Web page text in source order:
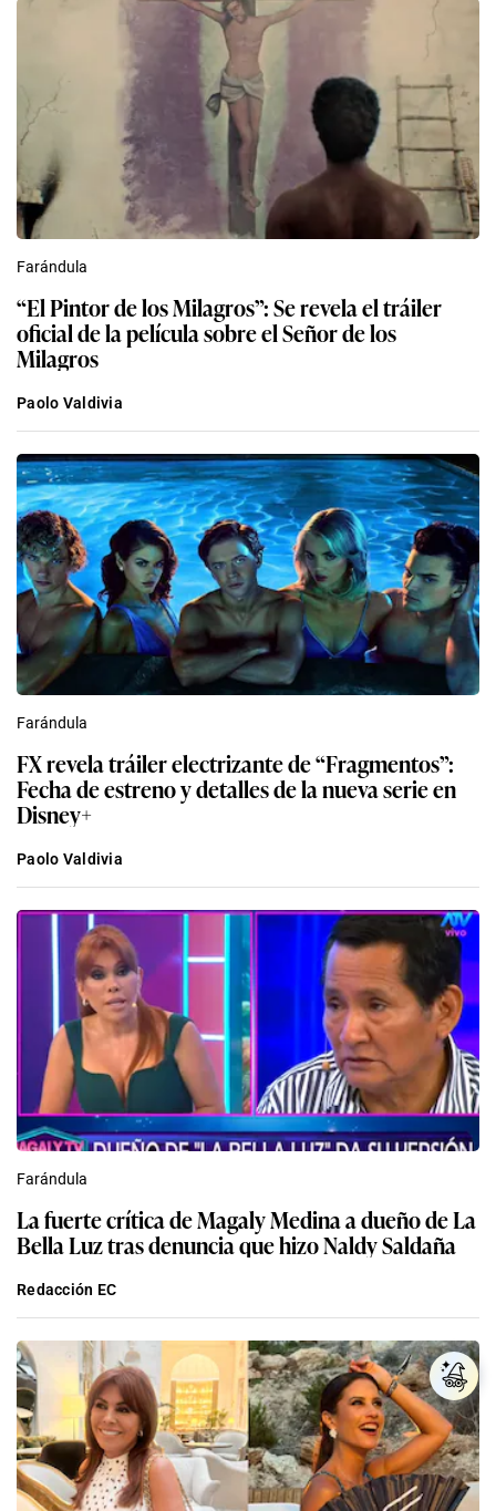
Farándula
“El Pintor de los Milagros”: Se revela el tráiler
oficial de la película sobre el Señor de los
Milagros
Paolo Valdivia
Farándula
FX revela tráiler electrizante de “Fragmentos”:
Fecha de estreno y detalles de la nueva serie en
Disney+
Paolo Valdivia
Farándula
La fuerte crítica de Magaly Medina a dueño de La
Bella Luz tras denuncia que hizo Naldy Saldaña
Redacción EC